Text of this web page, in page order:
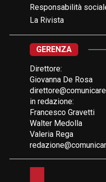
Responsabilità
La Rivista
GERENZA
Direttore:
Giovanna De Rosa
in redazione:
Francesco Gravetti
Walter Medolla
Valeria Rega